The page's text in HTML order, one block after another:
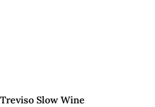
Treviso Slow Wine